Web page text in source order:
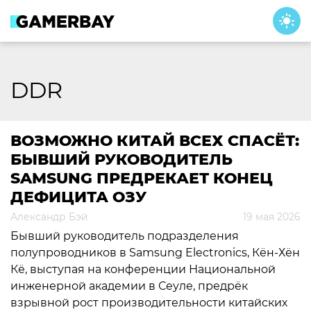
content
DDR
ВОЗМОЖНО КИТАЙ ВСЕХ СПАСЁТ:
БЫВШИЙ РУКОВОДИТЕЛЬ
SAMSUNG ПРЕДРЕКАЕТ КОНЕЦ
ДЕФИЦИТА ОЗУ
Александр Бэй 19 мая 2026
Бывший руководитель подразделения
полупроводников в Samsung Electronics, Кён-Хён
Кё, выступая на конференции Национальной
инженерной академии в Сеуле, предрёк
взрывной рост производительности китайских